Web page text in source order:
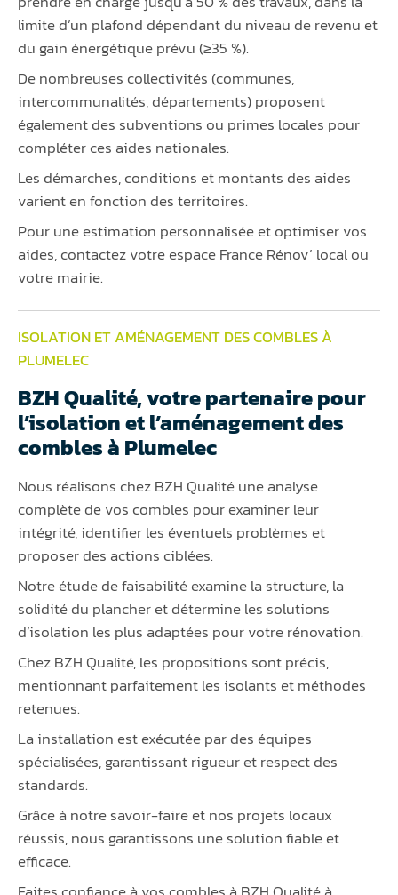
limite d’un plafond dépendant du niveau de revenu et
du gain énergétique prévu (≥35 %).
De nombreuses collectivités (communes,
intercommunalités, départements) proposent
également des subventions ou primes locales pour
compléter ces aides nationales.
Les démarches, conditions et montants des aides
varient en fonction des territoires.
Pour une estimation personnalisée et optimiser vos
aides, contactez votre espace France Rénov’ local ou
votre mairie.
ISOLATION ET AMÉNAGEMENT DES COMBLES À
PLUMELEC
BZH Qualité, votre partenaire pour
l’isolation et l’aménagement des
combles à Plumelec
Nous réalisons chez BZH Qualité une analyse
complète de vos combles pour examiner leur
intégrité, identifier les éventuels problèmes et
proposer des actions ciblées.
Notre étude de faisabilité examine la structure, la
solidité du plancher et détermine les solutions
d’isolation les plus adaptées pour votre rénovation.
Chez BZH Qualité, les propositions sont précis,
mentionnant parfaitement les isolants et méthodes
retenues.
La installation est exécutée par des équipes
spécialisées, garantissant rigueur et respect des
standards.
Grâce à notre savoir-faire et nos projets locaux
réussis, nous garantissons une solution fiable et
efficace.